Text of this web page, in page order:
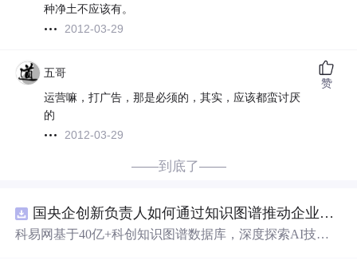
种净土不应该有。
2012-03-29
五哥
运营嘛，打广告，那是必须的，其实，应该都蛮讨厌
的
2012-03-29
赞
——到底了——
国央企创新负责人如何通过知识图谱推动企业技术创新与外部资源高效对接？.docx
科易网基于40亿+科创知识图谱数据库，深度探索AI技术